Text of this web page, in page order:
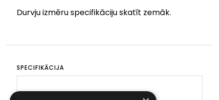
Durvju izmēru specifikāciju skatīt zemāk.
SPECIFIKĀCIJA